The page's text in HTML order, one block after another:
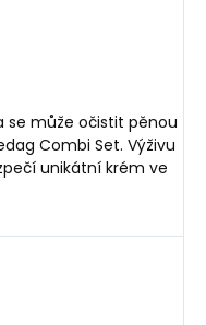
se může očistit pěnou
Combi Set. Výživu
unikátní krém ve